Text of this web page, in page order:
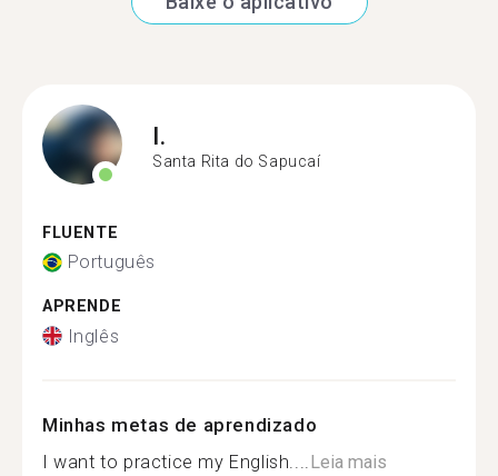
I.
Santa Rita do Sapucaí
FLUENTE
Português
APRENDE
Inglês
Minhas metas de aprendizado
I want to practice my English.... Leia mais